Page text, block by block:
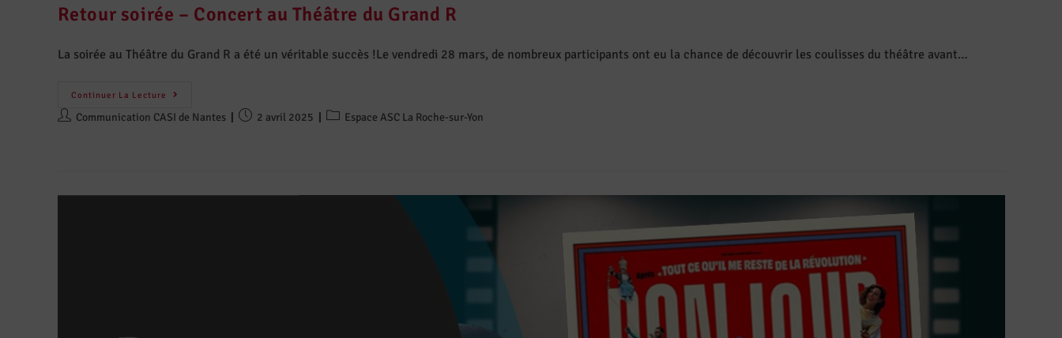
Retour soirée – Concert au Théâtre du Grand R
La soirée au Théâtre du Grand R a été un véritable succès !Le vendredi 28 mars, de nombreux participants ont eu la chance de découvrir les coulisses du théâtre avant…
Continuer La Lecture
Communication CASI de Nantes 2 avril 2025 Espace ASC La Roche-sur-Yon